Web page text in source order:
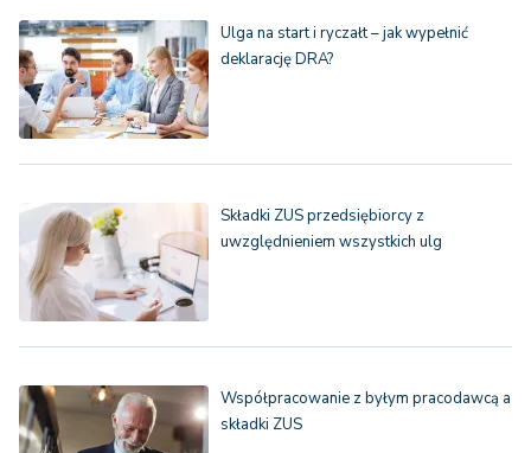
Ulga na start i ryczałt – jak wypełnić
deklarację DRA?
Składki ZUS przedsiębiorcy z
uwzględnieniem wszystkich ulg
Współpracowanie z byłym pracodawcą a
składki ZUS